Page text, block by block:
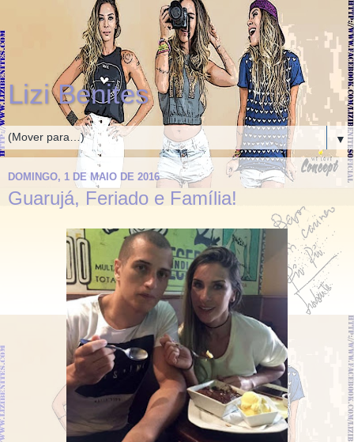
Lizi Benites
▼
DOMINGO, 1 DE MAIO DE 2016
Guarujá, Feriado e Família!